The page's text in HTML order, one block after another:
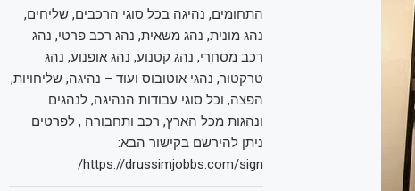
התחומים, נהיגה בכל סוגי הרכבים, שליחים,
נהג מונית, נהג משאית, נהג רכב פרטי, נהג
רכב מסחרי, נהג קטנוע, נהג אופנוע, נהג
טרקטור, נהגי אוטובוס ועוד – נהיגה, שליחויות,
הפצה, וכל סוגי עבודות הנהיגה, לנהגים
ונהגות מכל הארץ, רכב ותחבורה , לפרטים
ניתן להירשם בקישור הבא:
https://drussimjobbs.com/sign/